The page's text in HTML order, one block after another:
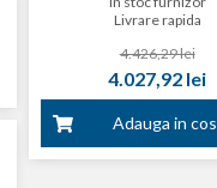
Livrare rapida
4.426,29 lei
4.027,92 lei
Adauga in cos